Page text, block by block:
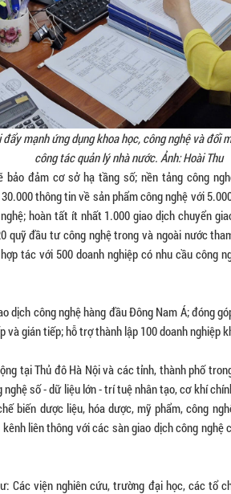
mạnh ứng dụng khoa học, công nghệ và đổi
công tác quản lý nhà nước. Ảnh: Hoài Thu
bảo đảm cơ sở hạ tầng số; nền tảng công
thông tin về sản phẩm công nghệ với
hoàn tất ít nhất 1.000 giao dịch chuyển
quỹ đầu tư công nghệ trong và ngoài nước
tác với 500 doanh nghiệp có nhu cầu công
dịch công nghệ hàng đầu Đông Nam Á; đóng
gián tiếp; hỗ trợ thành lập 100 doanh nghiệp
tại Thủ đô Hà Nội và các tỉnh, thành phố
nghệ số - dữ liệu lớn - trí tuệ nhân tạo, cơ khí
biến dược liệu, hóa dược, mỹ phẩm, công
liên thông với các sàn giao dịch công
Các viện nghiên cứu, trường đại học, các tổ